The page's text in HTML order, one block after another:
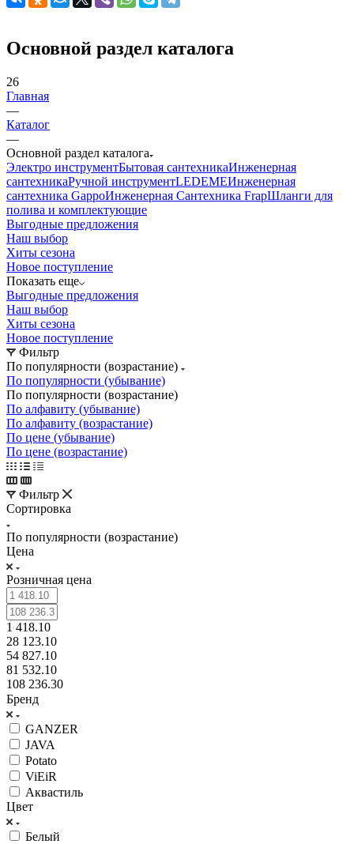
Основной раздел каталога
26
Главная
—
Каталог
—
Основной раздел каталога
Электро инструментБытовая сантехникаИнженерная
сантехникаРучной инструментLEDEMEИнженерная
сантехника GappoИнженерная Сантехника FrapШланги для
полива и комплектующие
Выгодные предложения
Наш выбор
Хиты сезона
Новое поступление
Показать еще
Выгодные предложения
Наш выбор
Хиты сезона
Новое поступление
Фильтр
По популярности (возрастание)
По популярности (убывание)
По популярности (возрастание)
По алфавиту (убывание)
По алфавиту (возрастание)
По цене (убывание)
По цене (возрастание)
Фильтр
Сортировка
По популярности (возрастание)
Цена
Розничная цена
1 418.10
28 123.10
54 827.10
81 532.10
108 236.30
Бренд
GANZER
JAVA
Potato
ViEiR
Аквастиль
Цвет
Белый